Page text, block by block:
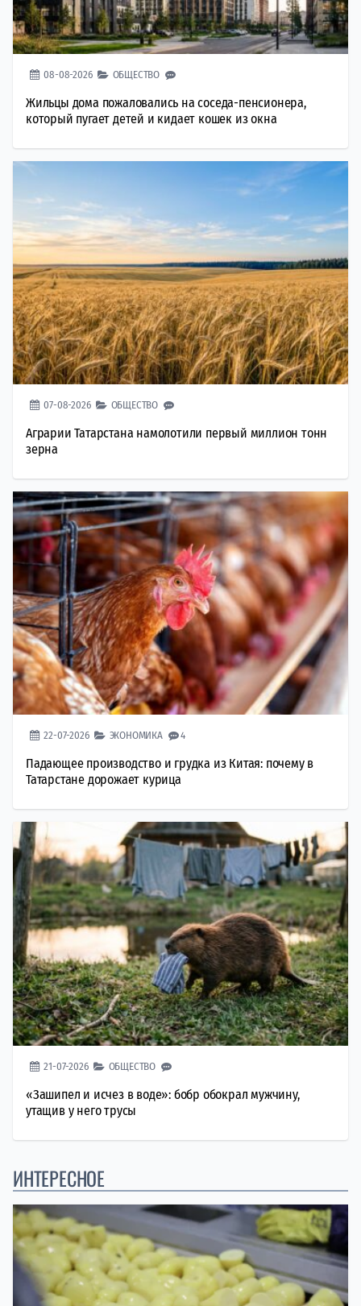
08-08-2026 ОБЩЕСТВО
Жильцы дома пожаловались на соседа-пенсионера,
который пугает детей и кидает кошек из окна
07-08-2026 ОБЩЕСТВО
Аграрии Татарстана намолотили первый миллион тонн
зерна
22-07-2026 ЭКОНОМИКА 4
Падающее производство и грудка из Китая: почему в
Татарстане дорожает курица
21-07-2026 ОБЩЕСТВО
«Зашипел и исчез в воде»: бобр обокрал мужчину,
утащив у него трусы
ИНТЕРЕСНОЕ